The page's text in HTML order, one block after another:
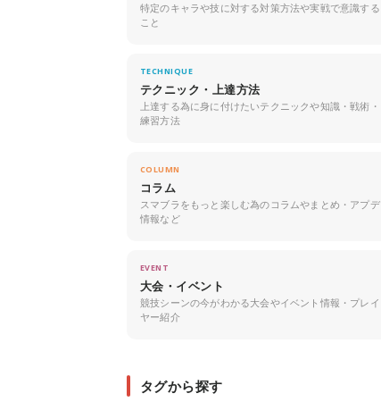
特定のキャラや技に対する対策方法や実戦で意識する
こと
TECHNIQUE
テクニック・上達方法
上達する為に身に付けたいテクニックや知識・戦術・
練習方法
COLUMN
コラム
スマブラをもっと楽しむ為のコラムやまとめ・アプデ
情報など
EVENT
大会・イベント
競技シーンの今がわかる大会やイベント情報・プレイ
ヤー紹介
タグから探す